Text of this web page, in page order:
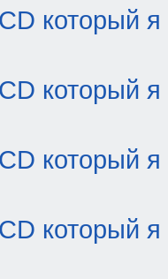
который я
который я
который я
который я